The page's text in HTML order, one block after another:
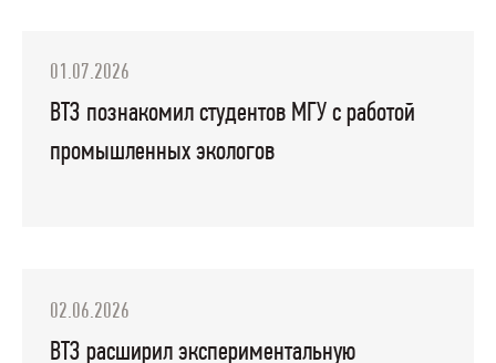
01.07.2026
ВТЗ познакомил студентов МГУ с работой
промышленных экологов
02.06.2026
ВТЗ расширил экспериментальную